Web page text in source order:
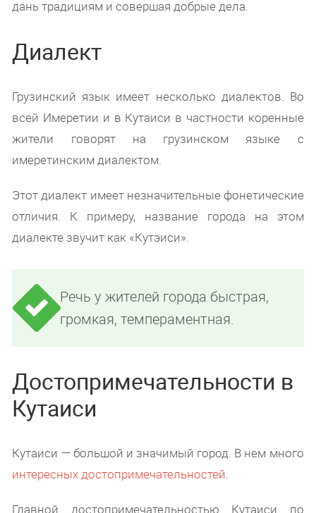
дань традициям и совершая добрые дела.
Диалект
Грузинский язык имеет несколько диалектов. Во
всей Имеретии и в Кутаиси в частности коренные
жители говорят на грузинском языке с
имеретинским диалектом.
Этот диалект имеет незначительные фонетические
отличия. К примеру, название города на этом
диалекте звучит как «Кутэиси».
Речь у жителей города быстрая,
громкая, темпераментная.
Достопримечательности в
Кутаиси
Кутаиси — большой и значимый город. В нем много
интересных достопримечательностей
Главной достопримечательностью Кутаиси по